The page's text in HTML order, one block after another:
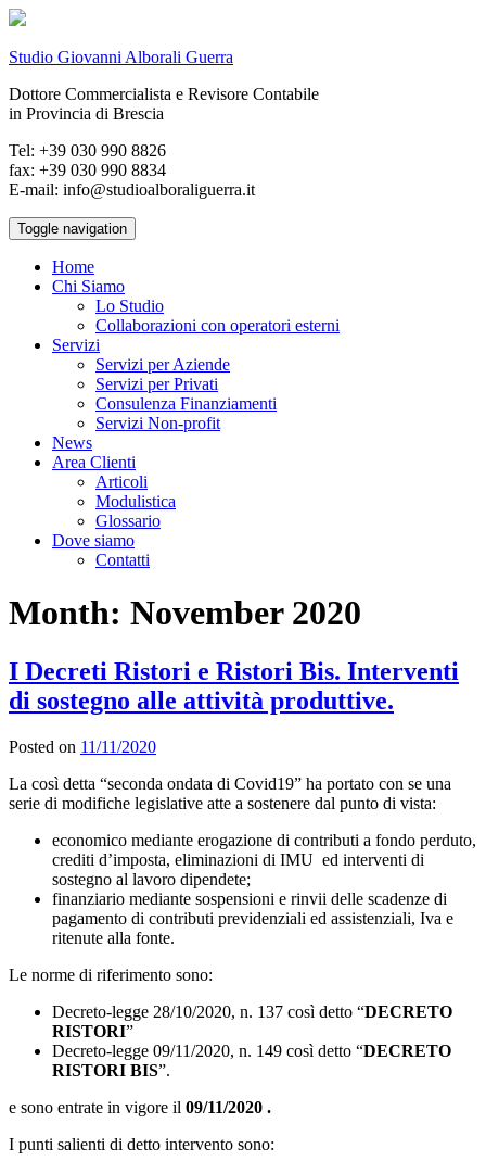
Studio Giovanni Alborali Guerra
Dottore Commercialista e Revisore Contabile
in Provincia di Brescia
Tel: +39 030 990 8826
fax: +39 030 990 8834
E-mail: info@studioalboraliguerra.it
Toggle navigation
Home
Chi Siamo
Lo Studio
Collaborazioni con operatori esterni
Servizi
Servizi per Aziende
Servizi per Privati
Consulenza Finanziamenti
Servizi Non-profit
News
Area Clienti
Articoli
Modulistica
Glossario
Dove siamo
Contatti
Month: November 2020
I Decreti Ristori e Ristori Bis. Interventi
di sostegno alle attività produttive.
Posted on 11/11/2020
La così detta “seconda ondata di Covid19” ha portato con se una
serie di modifiche legislative atte a sostenere dal punto di vista:
economico mediante erogazione di contributi a fondo perduto,
crediti d’imposta, eliminazioni di IMU ed interventi di
sostegno al lavoro dipendete;
finanziario mediante sospensioni e rinvii delle scadenze di
pagamento di contributi previdenziali ed assistenziali, Iva e
ritenute alla fonte.
Le norme di riferimento sono:
Decreto-legge 28/10/2020, n. 137 così detto “DECRETO
RISTORI”
Decreto-legge 09/11/2020, n. 149 così detto “DECRETO
RISTORI BIS”.
e sono entrate in vigore il 09/11/2020 .
I punti salienti di detto intervento sono: